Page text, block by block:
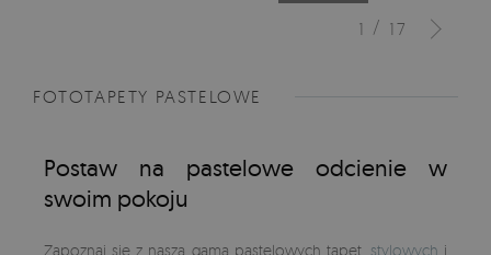
1 / 17
FOTOTAPETY PASTELOWE
Postaw na pastelowe odcienie w
swoim pokoju
Zapoznaj się z naszą gamą pastelowych tapet, stylowych i